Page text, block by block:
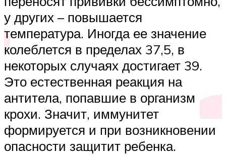
у других – повышается
температура. Иногда ее значение
колеблется в пределах 37,5, в
некоторых случаях достигает 39.
Это естественная реакция на
антитела, попавшие в организм
крохи. Значит, иммунитет
формируется и при возникновении
опасности защитит ребенка.